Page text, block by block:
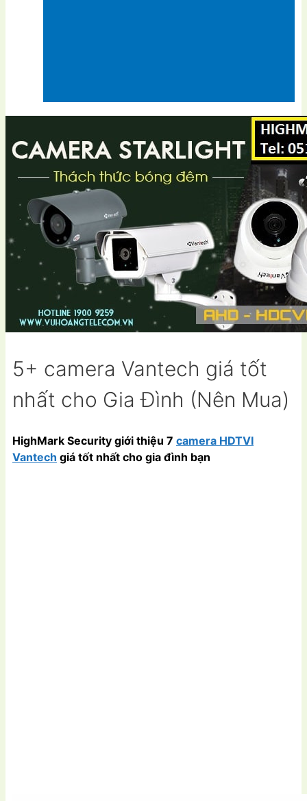
5+ camera Vantech giá tốt
nhất cho Gia Đình (Nên Mua)
HighMark Security giới thiệu 7 camera HDTVI
Vantech giá tốt nhất cho gia đình bạn